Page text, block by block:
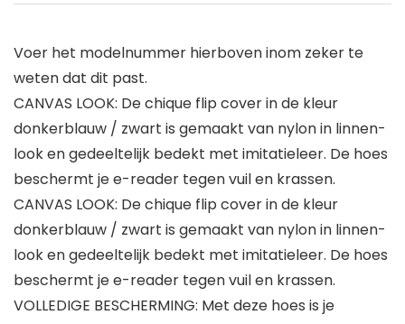
Voer het modelnummer hierboven inom zeker te
weten dat dit past.
CANVAS LOOK: De chique flip cover in de kleur
donkerblauw / zwart is gemaakt van nylon in linnen-
look en gedeeltelijk bedekt met imitatieleer. De hoes
beschermt je e-reader tegen vuil en krassen.
CANVAS LOOK: De chique flip cover in de kleur
donkerblauw / zwart is gemaakt van nylon in linnen-
look en gedeeltelijk bedekt met imitatieleer. De hoes
beschermt je e-reader tegen vuil en krassen.
VOLLEDIGE BESCHERMING: Met deze hoes is je